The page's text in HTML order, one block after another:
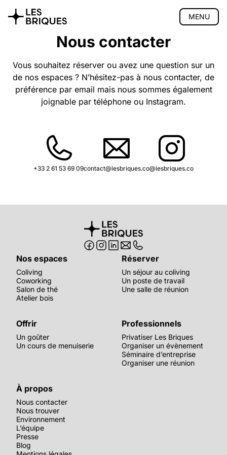
MENU
Coliving
Coworking
Salon de thé
Atelier bois
🇬🇧 English version
Nous contacter
Vous souhaitez réserver ou avez une question sur un
de nos espaces ? N’hésitez-pas à nous contacter, de
préférence par email mais nous sommes également
joignable par téléphone ou Instagram.
+33 2 61 53 69 09contact@lesbriques.co@lesbriques.co
Nos espaces
Coliving
Coworking
Salon de thé
Atelier bois
Réserver
Un séjour au coliving
Un poste de travail
Une salle de réunion
Offrir
Un goûter
Un cours de menuiserie
Professionnels
Privatiser Les Briques
Organiser un évènement
Séminaire d’entreprise
Organiser une réunion
À propos
Nous contacter
Nous trouver
Environnement
L’équipe
Presse
Blog